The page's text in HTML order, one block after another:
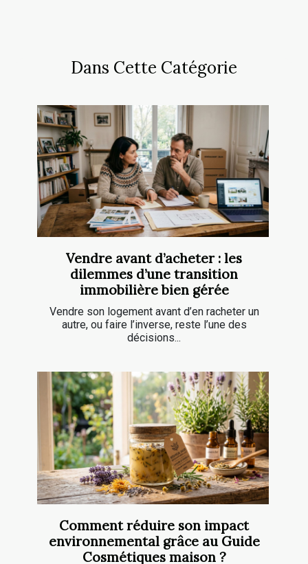
Dans Cette Catégorie
Vendre avant d’acheter : les
dilemmes d’une transition
immobilière bien gérée
Vendre son logement avant d’en racheter un
autre, ou faire l’inverse, reste l’une des
décisions...
Comment réduire son impact
environnemental grâce au Guide
Cosmétiques maison ?